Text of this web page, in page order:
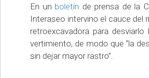
En un boletín de prensa de la
Interaseo intervino el cauce del
retroexcavadora para desviarlo
vertimiento, de modo que “la
sin dejar mayor rastro”.